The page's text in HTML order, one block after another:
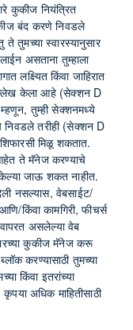
कुकीज नियंत्रित
बंद करणे निवडले
ते तुमच्या स्वारस्यानुसार
असताना तुम्हाला
लक्ष्यित किंवा जाहिरात
केला आहे (सेक्शन D
तुम्ही सेक्शनमध्ये
निवडले तरीही (सेक्शन D
मिळू शकतात.
ते मॅनेज करण्याचे
जाऊ शकत नाहीत.
नसल्यास, वेबसाईट/
किंवा कामगिरी, फीचर्स
असलेल्या वेब
कुकीज मॅनेज करू
करण्यासाठी तुमच्या
किंवा इतरांच्या
अधिक माहितीसाठी